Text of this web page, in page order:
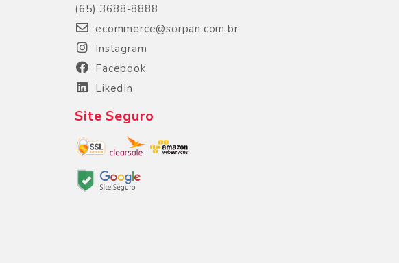
(65) 3688-8888
ecommerce@sorpan.com.br
Instagram
Facebook
LikedIn
Site Seguro